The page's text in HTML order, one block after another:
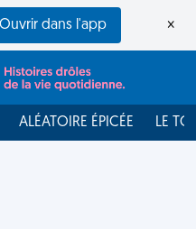
Ouvrir dans l'app ×
ALÉATOIRE ÉPICÉE LE